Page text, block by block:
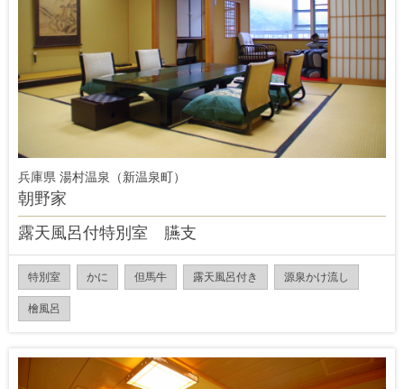
兵庫県 湯村温泉（新温泉町）
朝野家
露天風呂付特別室 臙支
特別室 かに 但馬牛 露天風呂付き 源泉かけ流し
檜風呂